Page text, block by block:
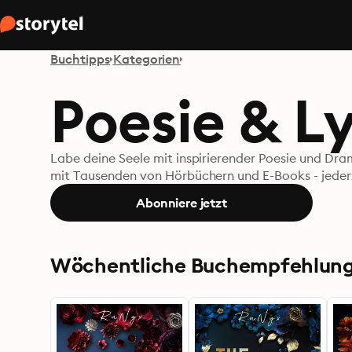
Buchtipps Kategorien
Poesie &
Labe deine Seele mit inspirierender Poesie und
mit Tausenden von Hörbüchern und E-Books -
Abonniere jetzt
Wöchentliche